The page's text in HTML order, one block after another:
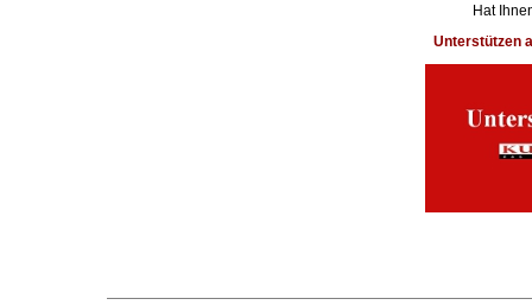
Hat
Unterstützen